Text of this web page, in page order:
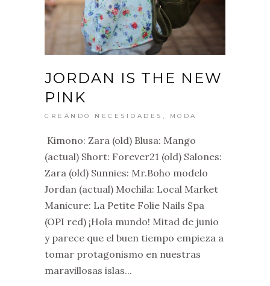
JORDAN IS THE NEW
PINK
CREANDO NECESIDADES MODA
Kimono: Zara (old) Blusa: Mango
(actual) Short: Forever21 (old) Salones:
Zara (old) Sunnies: Mr.Boho modelo
Jordan (actual) Mochila: Local Market
Manicure: La Petite Folie Nails Spa
(OPI red) ¡Hola mundo! Mitad de junio
y parece que el buen tiempo empieza a
tomar protagonismo en nuestras
maravillosas islas...